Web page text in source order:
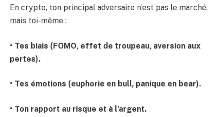
En crypto, ton principal adversaire n’est pas le marché,
mais toi-même :
• Tes biais (FOMO, effet de troupeau, aversion aux
pertes).
• Tes émotions (euphorie en bull, panique en bear).
• Ton rapport au risque et à l’argent.